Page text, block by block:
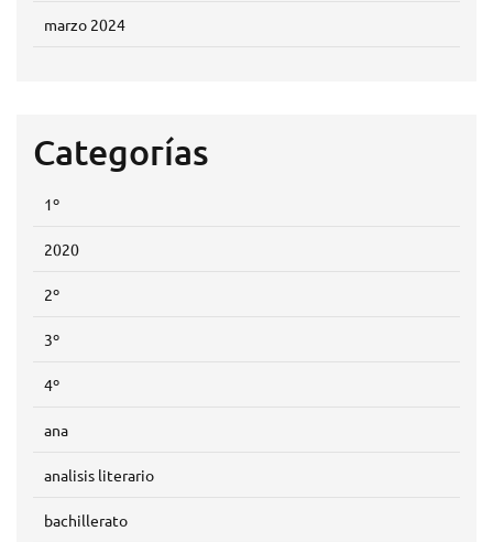
marzo 2024
Categorías
1º
2020
2º
3º
4º
ana
analisis literario
bachillerato